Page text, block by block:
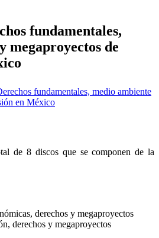
fundamentales,
megaproyectos de
de 8 discos que se componen de la
derechos y megaproyectos
derechos y megaproyectos